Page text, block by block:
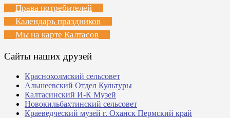
Права потребителей
Календарь праздников
Мы на карте Калтасов
Сайты наших друзей
Краснохолмский сельсовет
Альшеевский Отдел Культуры
Калтасинский И-К Музей
Новокильбахтинский сельсовет
Краеведческий музей г. Оханск Пермский край